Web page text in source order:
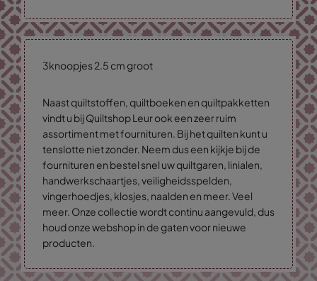
3knoopjes 2.5 cm groot
Naast quiltstoffen, quiltboeken en quiltpakketten
vindt u bij Quiltshop Leur ook een zeer ruim
assortiment met fournituren. Bij het quilten kunt u
tenslotte niet zonder. Neem dus een kijkje bij de
fournituren en bestel snel uw quiltgaren, linialen,
handwerkschaartjes, veiligheidsspelden,
vingerhoedjes, klosjes, naalden en meer. Veel
meer. Onze collectie wordt continu aangevuld, dus
houd onze webshop in de gaten voor nieuwe
producten.